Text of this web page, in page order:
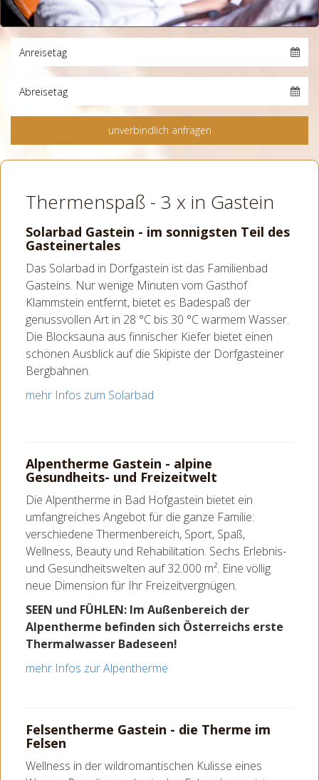
Thermenspaß - 3 x in Gastein
Solarbad Gastein - im sonnigsten Teil des
Gasteinertales
Das Solarbad in Dorfgastein ist das Familienbad
Gasteins. Nur wenige Minuten vom Gasthof
Klammstein entfernt, bietet es Badespaß der
genussvollen Art in 28 °C bis 30 °C warmem Wasser.
Die Blocksauna aus finnischer Kiefer bietet einen
schönen Ausblick auf die Skipiste der Dorfgasteiner
Bergbahnen.
mehr Infos zum Solarbad
Alpentherme Gastein - alpine
Gesundheits- und Freizeitwelt
Die Alpentherme in Bad Hofgastein bietet ein
umfangreiches Angebot für die ganze Familie:
verschiedene Thermenbereich, Sport, Spaß,
Wellness, Beauty und Rehabilitation. Sechs Erlebnis-
und Gesundheitswelten auf 32.000 m². Eine völlig
neue Dimension für Ihr Freizeitvergnügen.
SEEN und FÜHLEN: Im Außenbereich der
Alpentherme befinden sich Österreichs erste
Thermalwasser Badeseen!
mehr Infos zur Alpentherme
Felsentherme Gastein - die Therme im
Felsen
Wellness in der wildromantischen Kulisse eines